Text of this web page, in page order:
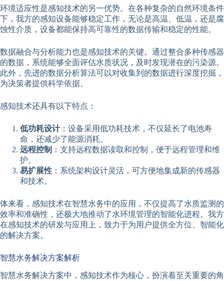
环境适应性是感知技术的另一优势。在各种复杂的自然环境条件
下，我方的感知设备能够稳定工作，无论是高温、低温，还是腐
蚀性介质，设备都能保持高可靠性的数据传输和稳定的性能。
数据融合与分析能力也是感知技术的关键。通过整合多种传感器
的数据，系统能够全面评估水质状况，及时发现潜在的污染源。
此外，先进的数据分析算法可以对收集到的数据进行深度挖掘，
为决策者提供科学依据。
感知技术还具有以下特点：
低功耗设计：设备采用低功耗技术，不仅延长了电池寿
命，还减少了能源消耗。
远程控制 ：支持远程数据读取和控制，便于远程管理和维
护。
易扩展性 ：系统架构设计灵活，可方便地集成新的传感器
和技术。
体来看，感知技术在智慧水务中的应用，不仅提高了水质监测的
效率和准确性，还极大地推动了水环境管理的智能化进程。我方
在感知技术的研发与应用上，致力于为用户提供全方位、智能化
的解决方案。
智慧水务解决方案解析
智慧水务解决方案中，感知技术作为核心，扮演着至关重要的角